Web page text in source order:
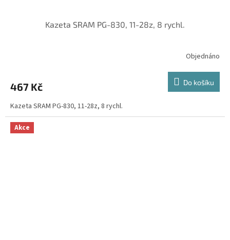
Kazeta SRAM PG-830, 11-28z, 8 rychl.
Objednáno
467 Kč Do košíku
Kazeta SRAM PG-830, 11-28z, 8 rychl.
Akce